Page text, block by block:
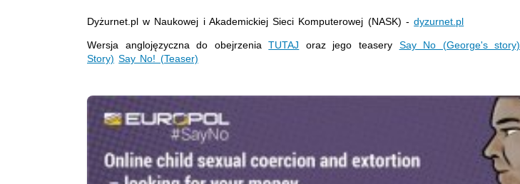
Dyżurnet.pl w Naukowej i Akademickiej Sieci Komputerowej (NASK) -dyzurnet.pl
Wersja anglojęzyczna do obejrzeniaTUTAJ oraz jego teasery Say No (George's story)
Story) Say No! (Teaser)